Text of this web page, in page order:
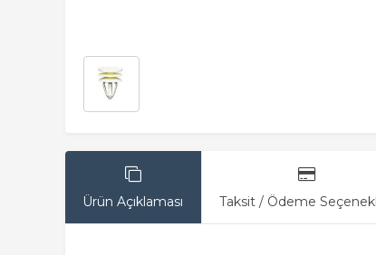
Ürün Açıklaması Taksit / Ödeme